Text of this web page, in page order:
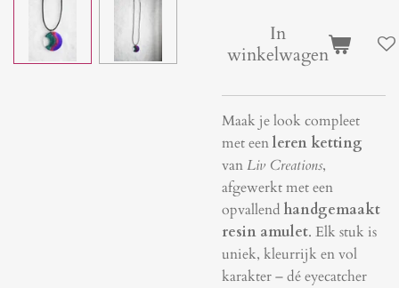
In
winkelwagen
Maak je look compleet
met eenleren ketting
vanLiv Creations,
afgewerkt met een
opvallend handgemaakt
resin amulet. Elk stuk is
uniek, kleurrijk en vol
karakter – dé eyecatcher